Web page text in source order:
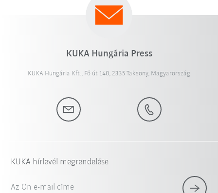
KUKA Hungária Press
KUKA Hungária Kft., Fő út 140, 2335 Taksony, Magyarország
KUKA hírlevél megrendelése
Az Ön e-mail címe